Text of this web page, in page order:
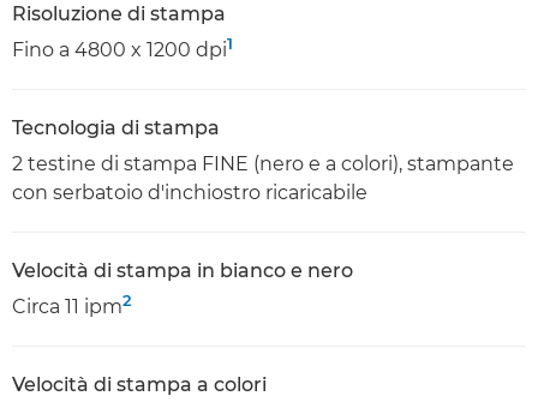
Risoluzione di stampa
Fino a 4800 x 1200 dpi1
Tecnologia di stampa
2 testine di stampa FINE (nero e a colori), stampante
con serbatoio d'inchiostro ricaricabile
Velocità di stampa in bianco e nero
Circa 11 ipm2
Velocità di stampa a colori